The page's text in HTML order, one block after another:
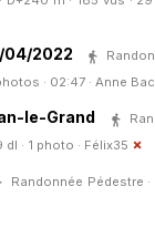
04/2022
· 02:47 · Anne
le-Grand
dl · 1 photo · Félix35
Randonnée Pédestre ·